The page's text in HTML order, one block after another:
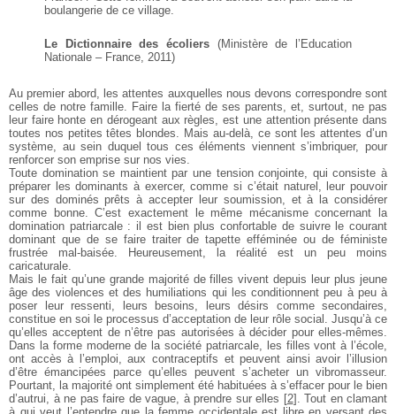
boulangerie de ce village.
Le Dictionnaire des écoliers (Ministère de l’Education
Nationale – France, 2011)
Au premier abord, les attentes auxquelles nous devons correspondre sont
celles de notre famille. Faire la fierté de ses parents,
et, surtout, ne pas
leur faire honte en dérogeant aux règles, est uneattention présente dans
toutes nos petites têtes blondes. Mais au-delà, ce sont les attentes d’un
système, au sein duquel tous ces éléments viennent s’imbriquer, pour
renforcer son emprise sur nos vies.
Toute domination se maintient par une tension conjointe, qui consiste à
préparer les dominants à exercer, comme si c’était naturel,
leur pouvoir
sur des dominés prêts à accepter leur soumission, et à la considérer
comme bonne. C’est exactement le même mécanisme concernant la
domination patriarcale : il est bien plus confortable de suivrele courant
dominant que de se faire traiter de tapette efféminée ou de féministe
frustrée mal-baisée. Heureusement, la réalité est un peu moins
caricaturale.
Mais le fait qu’une grande majorité de filles vivent depuis leur plus jeune
âge des violences et des humiliations qui les conditionnent peu à peu à
poser leur ressenti, leurs besoins, leurs désirs comme secondaires,
constitue en soi le processus d’acceptation de leur rôle social.
Jusqu’à ce
qu’elles acceptent de n’être pas autorisées à décider pour elles-mêmes.
Dans la forme moderne de la société patriarcale, les filles vont à l’école,
ont accès à l’emploi, aux contraceptifs et peuvent ainsi avoir l’illusion
d’être émancipées parce qu’elles peuvent s’acheter un vibromasseur.
Pourtant, la majorité ont simplement été habituées à s’effacer pour le bien
d’autrui, à ne pas faire de vague, à prendre sur elles [2] . Tout en clamant